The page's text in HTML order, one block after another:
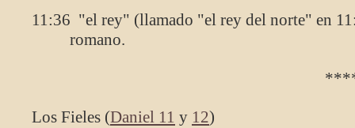
11:36 "el rey" (llamado "el rey del norte" en
romano.
Los Fieles (Daniel 11 y 12)